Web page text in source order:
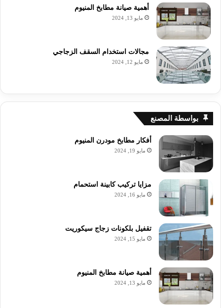
أهمية صيانة مطابخ المنيوم
مايو 13, 2024
مجالات استخدام السقف الزجاجي
مايو 12, 2024
بواسطة المصنع
أفكار مطابخ مودرن المنيوم
مايو 19, 2024
مزايا تركيب كابينة استحمام
مايو 16, 2024
تقفيل بلكونات زجاج سيكوريت
مايو 15, 2024
أهمية صيانة مطابخ المنيوم
مايو 13, 2024